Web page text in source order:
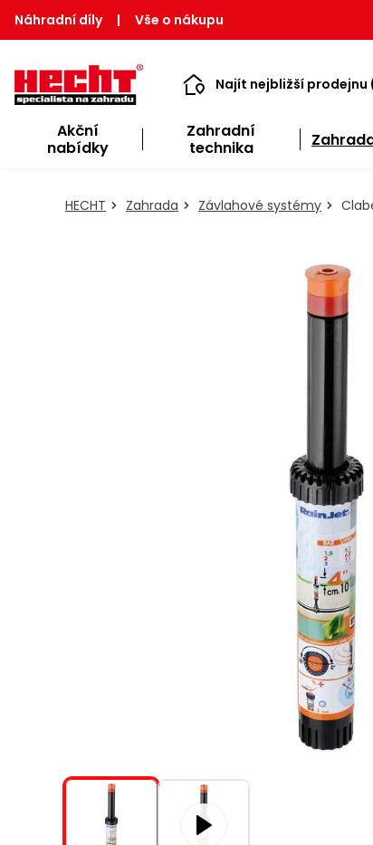
Náhradní díly | Vše o nákupu
Najít nejbližší prodejnu
Akční
nabídky
Zahradní
technika
HECHT Zahrada Závlahové systémy